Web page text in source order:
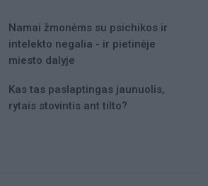
Namai žmonėms su psichikos ir
intelekto negalia - ir pietinėje
miesto dalyje
Kas tas paslaptingas jaunuolis,
rytais stovintis ant tilto?